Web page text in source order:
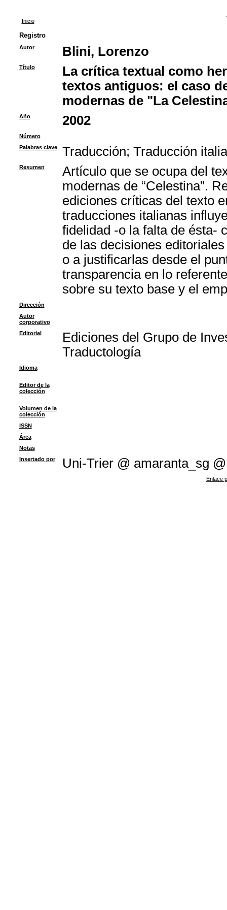
Inicio
Registro
Autor Blini, Lorenzo
Título
La crítica textual como
textos antiguos: el caso
modernas de "La
Año 2002
Número
Palabras clave
Traducción; Traducción
Resumen
Artículo que se ocupa del
modernas de “Celestina”.
ediciones críticas del texto
traducciones italianas
fidelidad -o la falta de ésta-
de las decisiones
o a justificarlas desde el
transparencia en lo
sobre su texto base y el
Dirección
Autor
corporativo
Editorial
Ediciones del Grupo de
Traductología
Idioma
Editor de la
colección
Volumen de la
colección
ISSN
Área
Notas
Insertado por
Uni-Trier @ amaranta_sg @
Enlace